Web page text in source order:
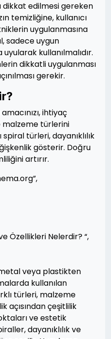
dikkat edilmesi gereken
temizliğine, kullanıcı
uygulanmasına
sadece uygun
kullanılmalıdır.
dikkatli uygulanması
gerekir.
ihtiyaç
malzeme türlerini
spiral türleri, dayanıklılık
gösterir. Doğru
artırır.
Özellikleri Nelerdir? “,
veya plastikten
kullanılan
türleri, malzeme
açısından çeşitlilik
ve estetik
dayanıklılık ve